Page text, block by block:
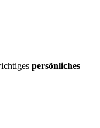
persönliches